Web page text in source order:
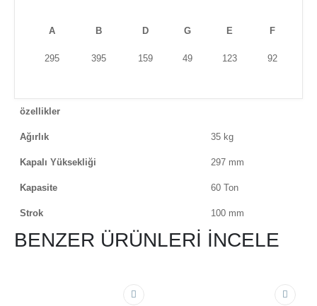
A B D G E F
295 395 159 49 123 92
özellikler
Ağırlık 35 kg
Kapalı Yüksekliği 297 mm
Kapasite 60 Ton
Strok 100 mm
BENZER ÜRÜNLERİ İNCELE